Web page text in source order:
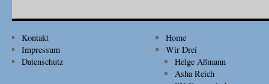
Kontakt
Impressum
Datenschutz
Home
Wir Drei
Helge Aßmann
Asha Reich